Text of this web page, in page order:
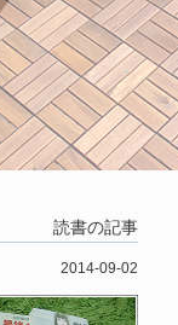
読書の記事
2014-09-02